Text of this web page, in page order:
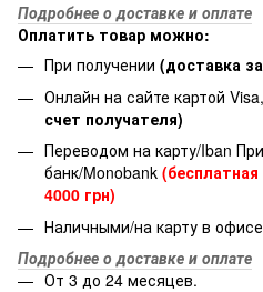
Подробнее о доставке и оплате
Оплатить товар можно:
При получении (доставка
Онлайн на сайте картой
счет получателя)
Переводом на карту/Iban
банк/Monobank
4000 грн)
Наличными/на карту в офисе
Подробнее о доставке и оплате
От 3 до 24 месяцев.